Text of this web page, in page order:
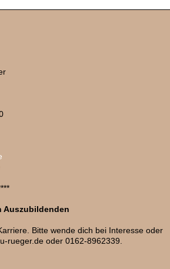
Auszubildenden
Bitte wende dich bei Interesse oder
rueger.de oder 0162-8962339.